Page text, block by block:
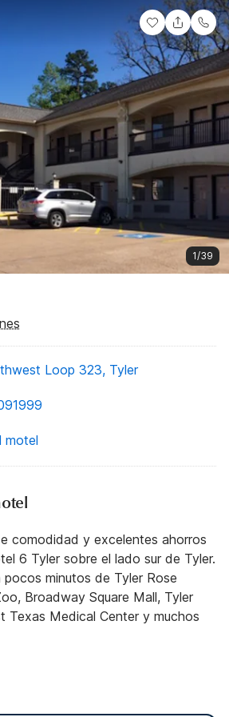
1/39
Loop 323, Tyler
motel
comodidad y excelentes ahorros
6 Tyler sobre el lado sur de Tyler.
minutos de Tyler Rose
Broadway Square Mall, Tyler
Texas Medical Center y muchos